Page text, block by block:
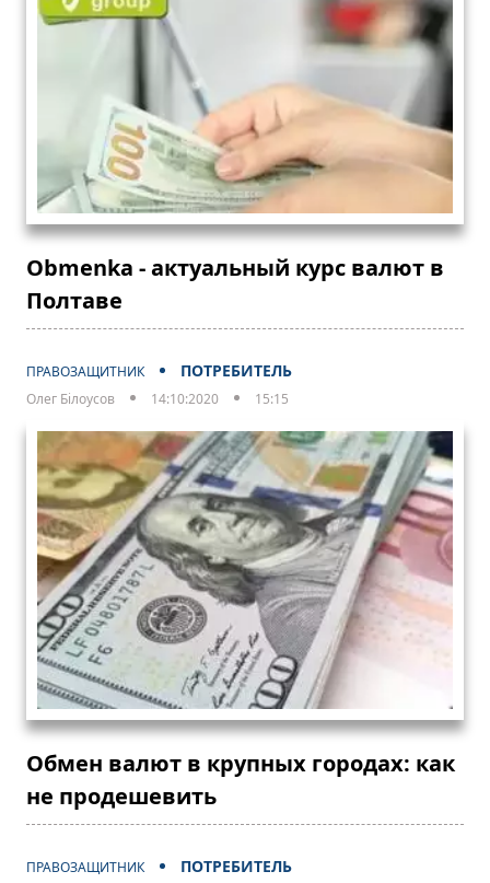
Obmenka - актуальный курс валют в
Полтаве
ПРАВОЗАЩИТНИК ПОТРЕБИТЕЛЬ
Олег Білоусов 14:10:2020 15:15
Обмен валют в крупных городах: как
не продешевить
ПРАВОЗАЩИТНИК ПОТРЕБИТЕЛЬ